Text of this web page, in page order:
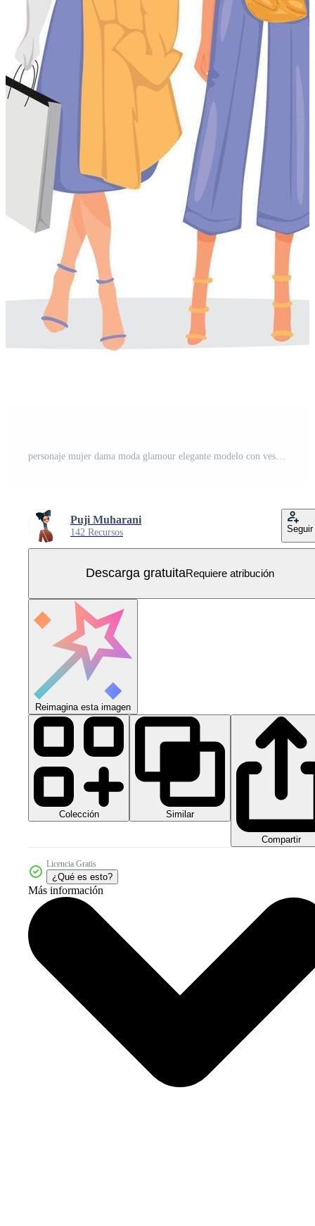
Puji Muharani
142 Recursos Seguir
Descarga gratuitaRequiere atribución
Reimagina esta imagen
Colección Similar
Compartir
Licencia Gratis
¿Qué es esto?
Más información